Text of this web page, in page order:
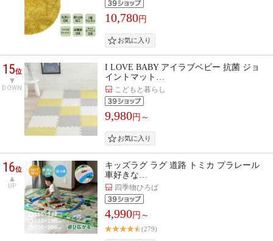
10,780円
15位
DOWN
I LOVE BABY アイラブベビー 抗菌 ジョ
イントマット…
こどもと暮らし
9,980円～
16位
UP
キッズラグ ラグ 道路 トミカ プラレール
車好きな…
四季物ひろば
4,990円～
(279)